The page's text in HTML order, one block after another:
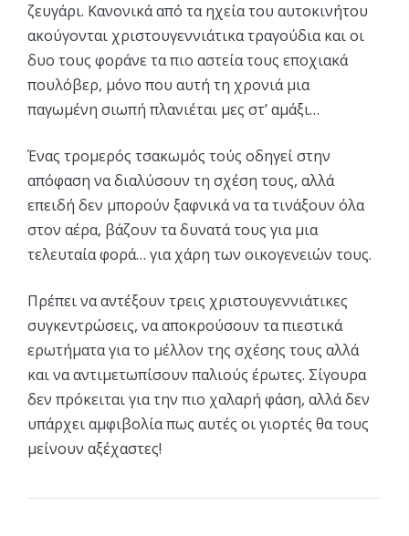
ζευγάρι. Κανονικά από τα ηχεία του αυτοκινήτου
ακούγονται χριστουγεννιάτικα τραγούδια και οι
δυο τους φοράνε τα πιο αστεία τους εποχιακά
πουλόβερ, μόνο που αυτή τη χρονιά μια
παγωμένη σιωπή πλανιέται μες στ’ αμάξι…
Ένας τρομερός τσακωμός τούς οδηγεί στην
απόφαση να διαλύσουν τη σχέση τους, αλλά
επειδή δεν μπορούν ξαφνικά να τα τινάξουν όλα
στον αέρα, βάζουν τα δυνατά τους για μια
τελευταία φορά… για χάρη των οικογενειών τους.
Πρέπει να αντέξουν τρεις χριστουγεννιάτικες
συγκεντρώσεις, να αποκρούσουν τα πιεστικά
ερωτήματα για το μέλλον της σχέσης τους αλλά
και να αντιμετωπίσουν παλιούς έρωτες. Σίγουρα
δεν πρόκειται για την πιο χαλαρή φάση, αλλά δεν
υπάρχει αμφιβολία πως αυτές οι γιορτές θα τους
μείνουν αξέχαστες!